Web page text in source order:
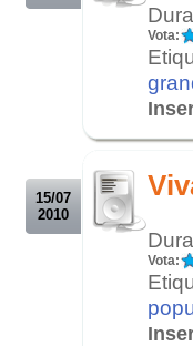
Vota:
15/07
2010
Vota: